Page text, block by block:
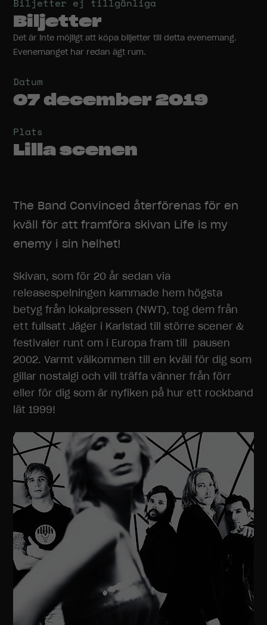
Biljetter ej tillgänliga
Biljetter
Det är inte möjligt att köpa biljetter till detta evenemang.
Evenemanget har redan ägt rum.
Datum
07 december 2019
Plats
Lilla scenen
The Band Convinced återförenas för en
kväll för att framföra skivan Life is my
enemy i sin helhet!
Skivan, som för 20 år sedan via
releasespelningen kammade hem högsta
betyg från lokalpressen (NWT), tog dem från
ett fullsatt Jäger i Karlstad till större scener &
festivaler runt om i Europa fram till pausen
2002. Varmt välkommen till en kväll för dig som
gillar nostalgi och vill träffa vänner från förr
eller för dig som är nyfiken på hur ett rockband
lät 1999!